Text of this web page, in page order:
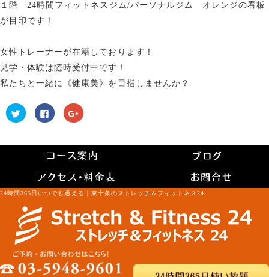
１階 24時間フィットネスジム/パーソナルジム オレンジの看板
が目印です！
女性トレーナーが在籍しております！
見学・体験は随時受付中です！
私たちと一緒に《健康美》を目指しませんか？
ク
リ
て
Twitter
し
い
ウ
ィ
ン
ド
ウ
で
き
ま
す)
Facebook
で
る
に
は
リ
ッ
ク
し
く
だ
さ
い
ウ
ィ
ク
リ
て
Google+
で
有
(新
し
い
ィ
ン
ド
ウ
で
き
ま
す)
24時間365日いつでも通える｜東十条のストレッチ＆フィットネス24